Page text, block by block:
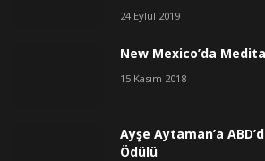
24 Eylül 2019
New Mexico’da
15 Kasım 2018
Ayşe Aytaman’a
Ödülü